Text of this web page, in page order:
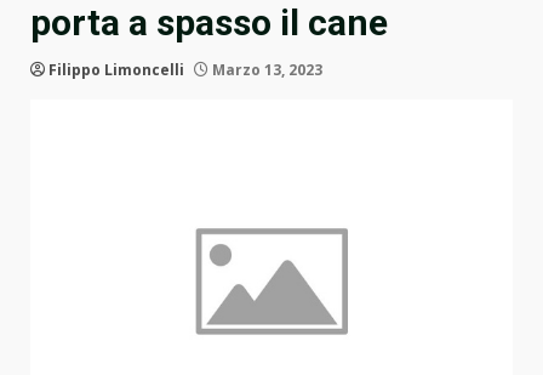
porta a spasso il cane
Filippo Limoncelli Marzo 13, 2023